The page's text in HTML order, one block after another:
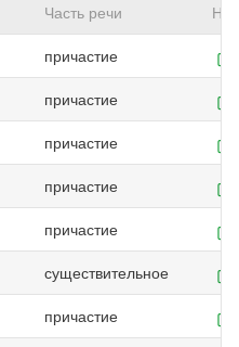
Часть речи
причастие
причастие
причастие
причастие
причастие
существительное
причастие